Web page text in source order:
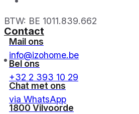
BTW: BE 1011.839.662
Contact
Mail ons
info@izohome.be
Bel ons
+32 2 393 10 29
Chat met ons
via WhatsApp
1800 Vilvoorde